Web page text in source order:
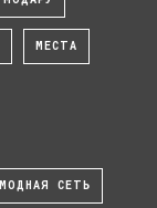
МЕСТА
МОДНАЯ СЕТЬ